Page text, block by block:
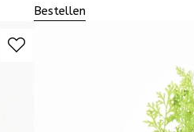
Bestellen